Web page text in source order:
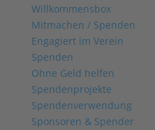
Willkommensbox
Mitmachen / Spenden
Engagiert im Verein
Spenden
Ohne Geld helfen
Spendenprojekte
Spendenverwendung
Sponsoren & Spender